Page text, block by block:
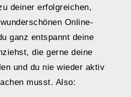
deiner erfolgreichen,
Online-
ganz entspannt deine
die gerne deine
und du nie wieder aktiv
musst. Also: